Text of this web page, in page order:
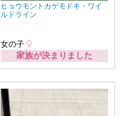
ヒョウモントカゲモドキ・ワイ
ルドライン
女の子
家族が決まりました